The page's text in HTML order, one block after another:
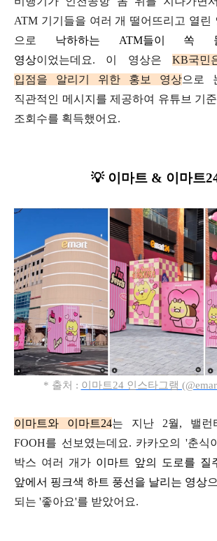
ATM 기기들을 여러 개 떨어뜨리고 열린
으로 낙하하는 ATM들이 쏙
영상이었는데요. 이 영상은 KB국민
입점을 알리기 위한 홍보 영상으로
직관적인 메시지를 제공하여 유튜브 기
조회수를 획득했어요.
💡 이마트 & 이마트
* 출처 : 이마트24 인스타그램
이마트와 이마트24는 지난 2월, 밸런
FOOH를 선보였는데요. 카카오의 '춘식
박스 여러 개가 이마트 앞의
도로를 질
앞에서 핑크색 하트 풍선을 날리는 영상
되는 '좋아요'를 받았어요.